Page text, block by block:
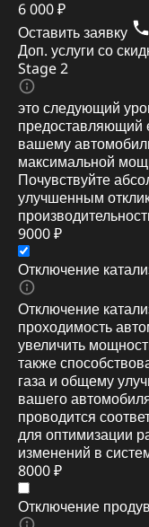
6 000 ₽
Оставить заявку
Доп. услуги со
Stage 2
это следующий
предоставляющий
вашему
максимальной
Почувствуйте
улучшенным
9000 ₽
Отключение
Отключение
проходимость
увеличить
также
газа и общему
вашего
проводится
для оптимизации
изменений в
8000 ₽
Отключение